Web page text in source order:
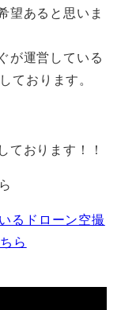
望あると思いま
が運営している
ております。
ております！！
るドローン空撮
ら